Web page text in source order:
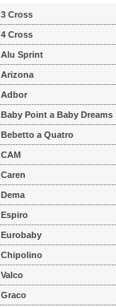
3 Cross
4 Cross
Alu Sprint
Arizona
Adbor
Baby Point a Baby Dreams
Bebetto a Quatro
CAM
Caren
Dema
Espiro
Eurobaby
Chipolino
Valco
Graco